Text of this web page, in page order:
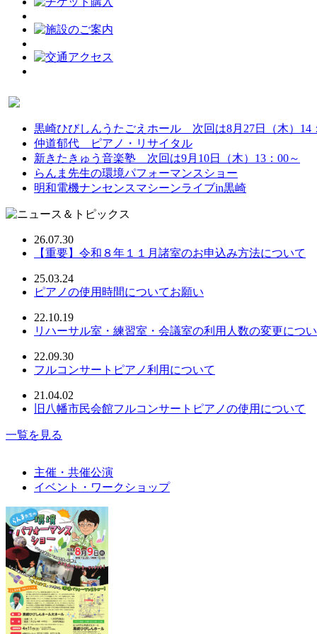
黒崎ひびしんうたごえホール 次回は8月27日（木）14
仲道郁代 ピアノ・リサイタル
新きたきゅう音楽塾 次回は9月10日（木）13：00～
らんま先生の環境パフォーマンスショー
明和電機ナンセンスマシーンライブin黒崎
26.07.30
【重要】令和８年１１月諸室のお申込み方法について
25.03.24
ピアノの使用時間についてお願い
22.10.19
リハーサル室・練習室・会議室の利用人数の変更につ
22.09.30
フルコンサートピアノ利用について
21.04.02
旧八幡市民会館フルコンサートピアノの使用について
一覧を見る
主催・共催公演
イベント・ワークショップ